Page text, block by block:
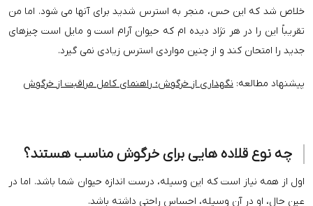
خلاص شد که این حس، منجر به استرس شدید برای آنها می شود. اما من
تقریباً این را در هر نژاد دیده ام که حیوان آرام است و مایل است چیزهای
جدید را امتحان کند و از چنین مواردی استرس زیادی نمی گیرد.
پیشنهاد مطالعه: نگهداری از خرگوش؛ راهنمای کامل مراقبت از خرگوش
چه نوع قلاده هایی برای خرگوش مناسب هستند؟
اول از همه نیاز است که این وسیله، درست اندازه حیوان شما باشد. اما در
عین حال، او در آن وسیله، احساس راحتی داشته باشد.